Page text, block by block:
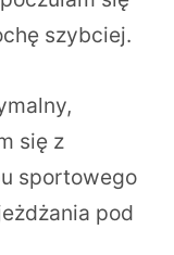
szybciej.
się z
sportowego
pod